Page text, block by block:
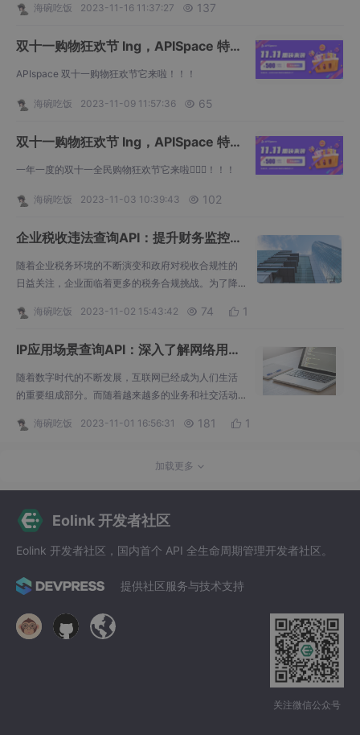
API可以通过传入企业名称、社会统一信用代码、法人
要素的一致性，从而提高对企业信息的信任度。 企业
工商四要素核验API实现原理 企业工商四要素核验API
核验
海碗吃饭 2023-11-16 11:37:27  137
双十一购物狂欢节 Ing，APISpace 特惠
等你来购
APIspace 双十一购物狂欢节它来啦！！！
海碗吃饭 2023-11-09 11:57:36  65
双十一购物狂欢节 Ing，APISpace 特惠
等你来购
一年一度的双十一全民购物狂欢节它来啦！！！
海碗吃饭 2023-11-03 10:39:43  102
企业税收违法查询API：提升财务监控和
风险管理的关键利器
随着企业税务环境的不断演变和政府对税收合规性的
日益关注，企业面临着更多的税务合规挑战。为了降
采用先进的工具和技术。其中之一，便是企业税收违
海碗吃饭 2023-11-02 15:43:42  74  1
IP应用场景查询API：深入了解网络用户
行为的利器
随着数字时代的不断发展，互联网已经成为人们生活
的重要组成部分。而随着越来越多的业务和社交活动
关重要。为了满足这个需求，IP 应用场景查询 API 崭
海碗吃饭 2023-11-01 16:56:31  181  1
加载更多
Eolink 开发者社区
Eolink 开发者社区，国内首个 API 全生命周期管理开发者社区。
提供社区服务与技术支持
关注微信公众号